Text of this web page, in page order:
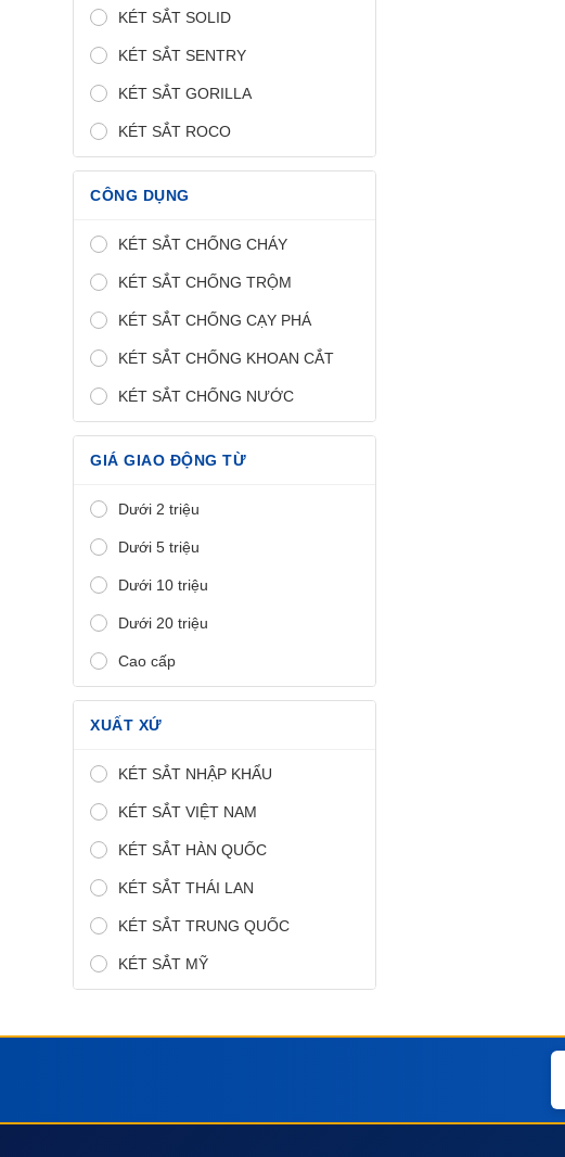
KÉT SẮT SOLID
KÉT SẮT SENTRY
KÉT SẮT GORILLA
KÉT SẮT ROCO
CÔNG DỤNG
KÉT SẮT CHỐNG CHÁY
KÉT SẮT CHỐNG TRỘM
KÉT SẮT CHỐNG CẠY PHÁ
KÉT SẮT CHỐNG KHOAN CẮT
KÉT SẮT CHỐNG NƯỚC
GIÁ GIAO ĐỘNG TỪ
Dưới 2 triệu
Dưới 5 triệu
Dưới 10 triệu
Dưới 20 triệu
Cao cấp
XUẤT XỨ
KÉT SẮT NHẬP KHẨU
KÉT SẮT VIỆT NAM
KÉT SẮT HÀN QUỐC
KÉT SẮT THÁI LAN
KÉT SẮT TRUNG QUỐC
KÉT SẮT MỸ